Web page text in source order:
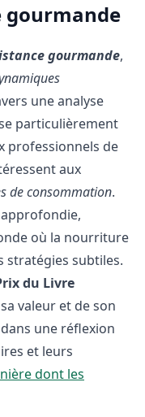
gourmande
gourmande,
une analyse
particulièrement
professionnels de
aux
de consommation.
où la nourriture
stratégies subtiles.
du Livre
valeur et de son
une réflexion
et leurs
dont les